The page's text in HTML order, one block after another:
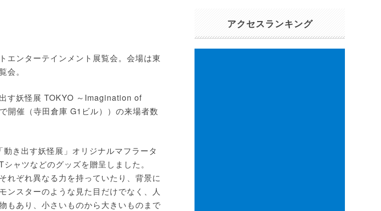
エンターテインメント展覧会。会場は東
。
す妖怪展 TOKYO ～Imagination of
開催（寺田倉庫 G1ビル））の来場者数
き出す妖怪展」オリジナルマフラータ
ャツなどのグッズを贈呈しました。
れぞれ異なる力を持っていたり、背景に
ンスターのような見た目だけでなく、人
もあり、小さいものから大きいものまで
アクセスランキング